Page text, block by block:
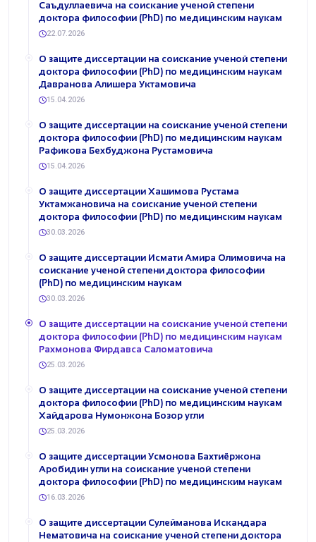
Саъдуллаевича на соискание ученой степени
доктора философии (PhD) по медицинским наукам
22.07.2026
О защите диссертации на соискание ученой степени
доктора философии (PhD) по медицинским наукам
Давранова Алишера Уктамовича
15.04.2026
О защите диссертации на соискание ученой степени
доктора философии (PhD) по медицинским наукам
Рафикова Бехбуджона Рустамовича
15.04.2026
О защите диссертации Хашимова Рустама
Уктамжановича на соискание ученой степени
доктора философии (PhD) по медицинским наукам
30.03.2026
О защите диссертации Исмати Амира Олимовича на
соискание ученой степени доктора философии
(PhD) по медицинским наукам
30.03.2026
О защите диссертации на соискание ученой степени
доктора философии (PhD) по медицинским наукам
Рахмонова Фирдавса Саломатовича
25.03.2026
О защите диссертации на соискание ученой степени
доктора философии (PhD) по медицинским наукам
Хайдарова Нумонжона Бозор угли
25.03.2026
О защите диссертации Усмонова Бахтиёржона
Аробидин угли на соискание ученой степени
доктора философии (PhD) по медицинским наукам
16.03.2026
О защите диссертации Сулейманова Искандара
Нематовича на соискание ученой степени доктора